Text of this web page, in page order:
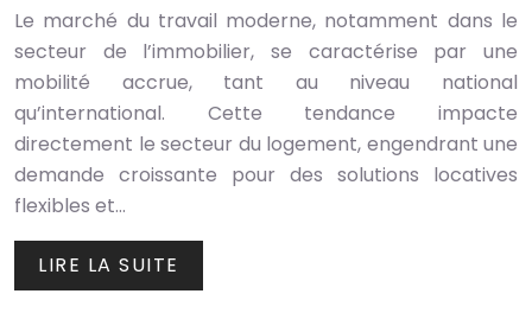
Le marché du travail moderne, notamment dans le
secteur de l’immobilier, se caractérise par une
mobilité accrue, tant au niveau national
qu’international. Cette tendance impacte
directement le secteur du logement, engendrant une
demande croissante pour des solutions locatives
flexibles et…
LIRE LA SUITE